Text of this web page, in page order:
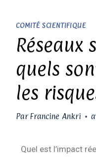
COMITÉ SCIENTIFIQUE
Réseaux
quels
les
Par Francine Ankri
Quel est l’impact